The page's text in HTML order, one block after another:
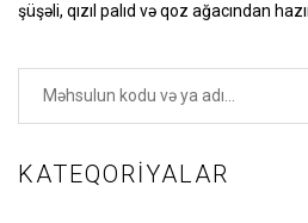
şüşəli, qızıl palıd və qoz ağacından
KATEQORIYALAR